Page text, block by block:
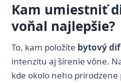
Kam umiestniť
voňal najlepšie?
To, kam položíte bytový
intenzitu aj šírenie vône.
kde okolo neho prirodzene